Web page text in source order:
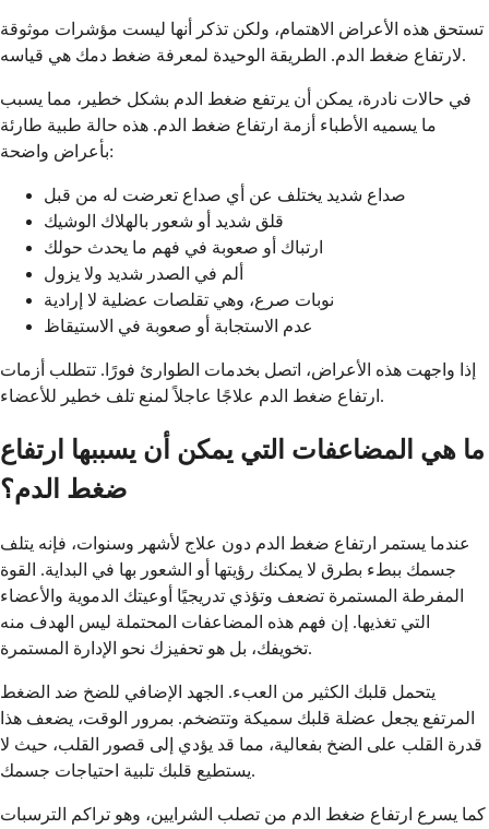
تستحق هذه الأعراض الاهتمام، ولكن تذكر أنها ليست مؤشرات موثوقة
لارتفاع ضغط الدم. الطريقة الوحيدة لمعرفة ضغط دمك هي قياسه.
في حالات نادرة، يمكن أن يرتفع ضغط الدم بشكل خطير، مما يسبب
ما يسميه الأطباء أزمة ارتفاع ضغط الدم. هذه حالة طبية طارئة
بأعراض واضحة:
صداع شديد يختلف عن أي صداع تعرضت له من قبل
قلق شديد أو شعور بالهلاك الوشيك
ارتباك أو صعوبة في فهم ما يحدث حولك
ألم في الصدر شديد ولا يزول
نوبات صرع، وهي تقلصات عضلية لا إرادية
عدم الاستجابة أو صعوبة في الاستيقاظ
إذا واجهت هذه الأعراض، اتصل بخدمات الطوارئ فورًا. تتطلب أزمات
ارتفاع ضغط الدم علاجًا عاجلاً لمنع تلف خطير للأعضاء.
ما هي المضاعفات التي يمكن أن يسببها ارتفاع
ضغط الدم؟
عندما يستمر ارتفاع ضغط الدم دون علاج لأشهر وسنوات، فإنه يتلف
جسمك ببطء بطرق لا يمكنك رؤيتها أو الشعور بها في البداية. القوة
المفرطة المستمرة تضعف وتؤذي تدريجيًا أوعيتك الدموية والأعضاء
التي تغذيها. إن فهم هذه المضاعفات المحتملة ليس الهدف منه
تخويفك، بل هو تحفيزك نحو الإدارة المستمرة.
يتحمل قلبك الكثير من العبء. الجهد الإضافي للضخ ضد الضغط
المرتفع يجعل عضلة قلبك سميكة وتتضخم. بمرور الوقت، يضعف هذا
قدرة القلب على الضخ بفعالية، مما قد يؤدي إلى قصور القلب، حيث لا
يستطيع قلبك تلبية احتياجات جسمك.
كما يسرع ارتفاع ضغط الدم من تصلب الشرايين، وهو تراكم الترسبات